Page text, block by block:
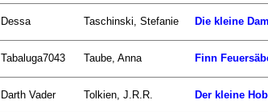
Dessa Taschinski, Stefanie Die kleine
Tabaluga7043 Taube, Anna Finn
Darth Vader Tolkien, J.R.R. Der kleine